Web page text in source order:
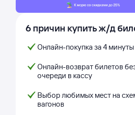
6 причин купить ж/д
Онлайн-покупка за 4 минуты
Онлайн-возврат билетов
очереди в кассу
Выбор любимых мест на
вагонов